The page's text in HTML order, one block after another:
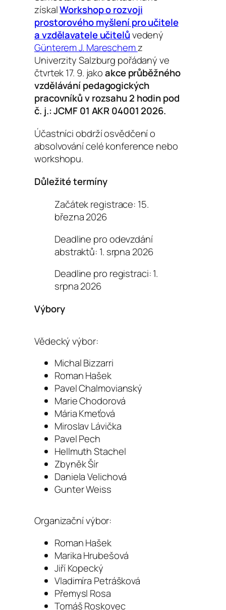
získalWorkshop o rozvoji
prostorového myšlení pro učitele
a vzdělavatele učitelůvedený
Günterem J. Mareschemz
Univerzity Salzburg pořádaný ve
čtvrtek 17. 9. jakoakce průběžného
vzdělávání pedagogických
pracovníků v rozsahu 2 hodin pod
č. j.: JCMF 01 AKR 04001 2026.
Účastníci obdrží osvědčení o
absolvování celé konference nebo
workshopu.
Důležité termíny
Začátek registrace: 15.
března 2026
Deadline pro odevzdání
abstraktů: 1. srpna 2026
Deadline pro registraci: 1.
srpna 2026
Výbory
Vědecký výbor:
Michal Bizzarri
Roman Hašek
Pavel Chalmovianský
Marie Chodorová
Mária Kmeťová
Miroslav Lávička
Pavel Pech
Hellmuth Stachel
Zbyněk Šír
Daniela Velichová
Gunter Weiss
Organizační výbor:
Roman Hašek
Marika Hrubešová
Jiří Kopecký
Vladimíra Petrášková
Přemysl Rosa
Tomáš Roskovec